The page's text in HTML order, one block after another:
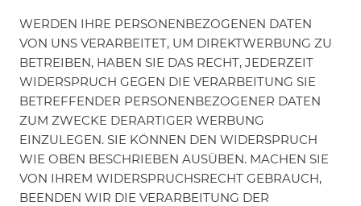
WERDEN IHRE PERSONENBEZOGENEN DATEN
VON UNS VERARBEITET, UM DIREKTWERBUNG ZU
BETREIBEN, HABEN SIE DAS RECHT, JEDERZEIT
WIDERSPRUCH GEGEN DIE VERARBEITUNG SIE
BETREFFENDER PERSONENBEZOGENER DATEN
ZUM ZWECKE DERARTIGER WERBUNG
EINZULEGEN. SIE KÖNNEN DEN WIDERSPRUCH
WIE OBEN BESCHRIEBEN AUSÜBEN. MACHEN SIE
VON IHREM WIDERSPRUCHSRECHT GEBRAUCH,
BEENDEN WIR DIE VERARBEITUNG DER